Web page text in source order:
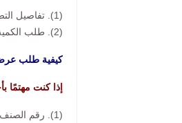
(1). تفاصيل التصميم: قم بتضمين أي رسومات أو صور مرجعية أو مواصفات أو أفكار لديك.
(2). طلب الكمية: أخبرنا بعدد القطع التي تخطط لطلبها.
كيفية طلب
إذا كنت مهتمًا
(1). رقم الصنف: ارجع إلى رقم المنتج المدرج على الموقع الإلكتروني.